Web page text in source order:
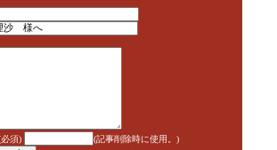
須) (記事削除時に使用。)